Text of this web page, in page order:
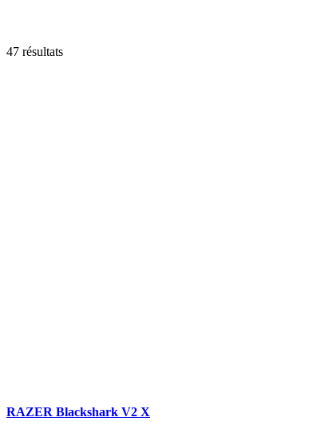
47 résultats
RAZER Blackshark V2 X